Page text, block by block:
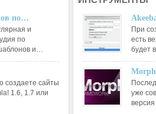
по…
и
по
и…
создаете сайты
1.6, 1.7 или
При
есть
будет
уже